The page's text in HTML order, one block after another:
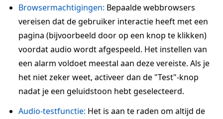
Browsermachtigingen: Bepaalde webbrowsers
vereisen dat de gebruiker interactie heeft met een
pagina (bijvoorbeeld door op een knop te klikken)
voordat audio wordt afgespeeld. Het instellen van
een alarm voldoet meestal aan deze vereiste. Als je
het niet zeker weet, activeer dan de "Test"-knop
nadat je een geluidstoon hebt geselecteerd.
Audio-testfunctie: Het is aan te raden om altijd de